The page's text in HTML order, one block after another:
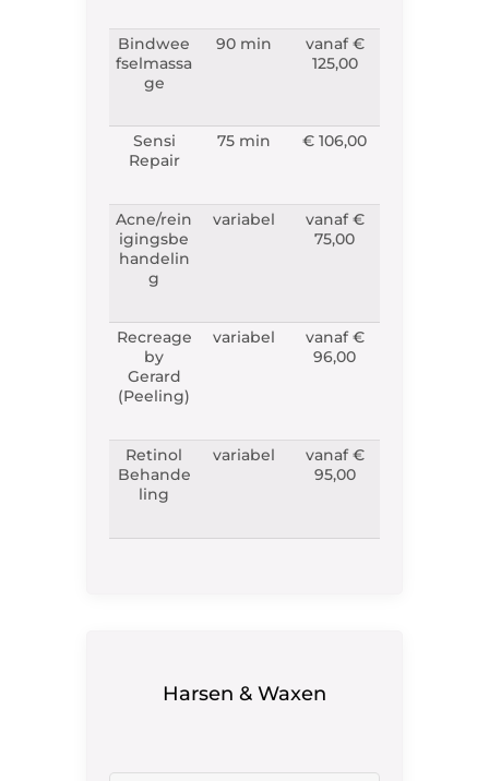
Bindwee
fselmassa
ge
90 min
vanaf €
125,00
Sensi
Repair
75 min € 106,00
Acne/rein
igingsbe
handelin
g
variabel
vanaf €
75,00
Recreage
by
Gerard
(Peeling)
variabel
vanaf €
96,00
Retinol
Behande
ling
variabel
vanaf €
95,00
Harsen & Waxen